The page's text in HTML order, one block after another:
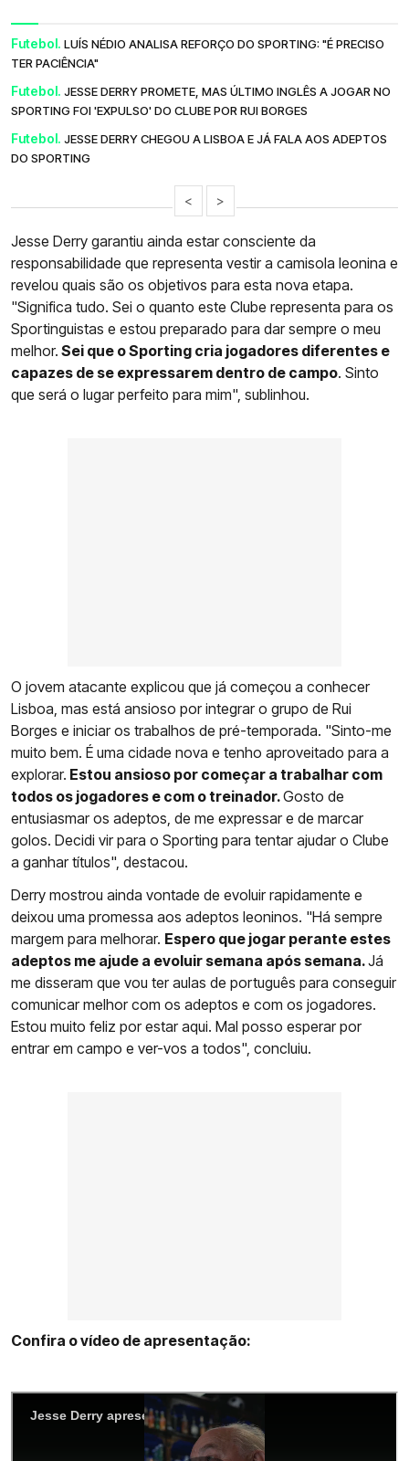
Futebol. LUÍS NÉDIO ANALISA REFORÇO DO SPORTING: "É PRECISO
TER PACIÊNCIA"
Futebol. JESSE DERRY PROMETE, MAS ÚLTIMO INGLÊS A JOGAR NO
SPORTING FOI 'EXPULSO' DO CLUBE POR RUI BORGES
Futebol. JESSE DERRY CHEGOU A LISBOA E JÁ FALA AOS ADEPTOS
DO SPORTING
< >
Jesse Derry garantiu ainda estar consciente da
responsabilidade que representa vestir a camisola leonina e
revelou quais são os objetivos para esta nova etapa.
"Significa tudo. Sei o quanto este Clube representa para os
Sportinguistas e estou preparado para dar sempre o meu
melhor. Sei que o Sporting cria jogadores diferentes e
capazes de se expressarem dentro de campo. Sinto
que será o lugar perfeito para mim", sublinhou.
O jovem atacante explicou que já começou a conhecer
Lisboa, mas está ansioso por integrar o grupo de Rui
Borges e iniciar os trabalhos de pré-temporada. "Sinto-me
muito bem. É uma cidade nova e tenho aproveitado para a
explorar. Estou ansioso por começar a trabalhar com
todos os jogadores e com o treinador.Gosto de
entusiasmar os adeptos, de me expressar e de marcar
golos. Decidi vir para o Sporting para tentar ajudar o Clube
a ganhar títulos", destacou.
Derry mostrou ainda vontade de evoluir rapidamente e
deixou uma promessa aos adeptos leoninos. "Há sempre
margem para melhorar. Espero que jogar perante estes
adeptos me ajude a evoluir semana após semana.Já
me disseram que vou ter aulas de português para conseguir
comunicar melhor com os adeptos e com os jogadores.
Estou muito feliz por estar aqui. Mal posso esperar por
entrar em campo e ver-vos a todos", concluiu.
Confira o vídeo de apresentação: